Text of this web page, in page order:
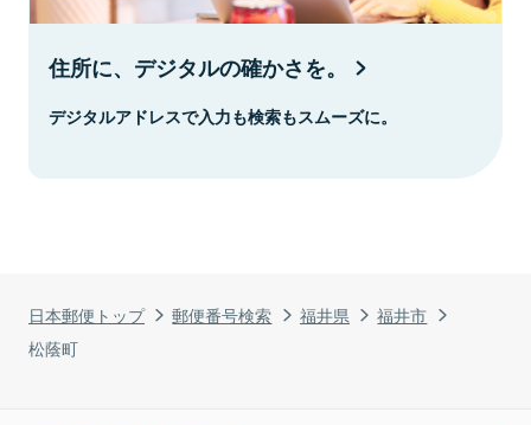
日本郵便トップ 郵便番号検索 福井県
福井市
松蔭町
住所に、デジタルの確かさを。
デジタルアドレスで入力も検索もスムーズに。